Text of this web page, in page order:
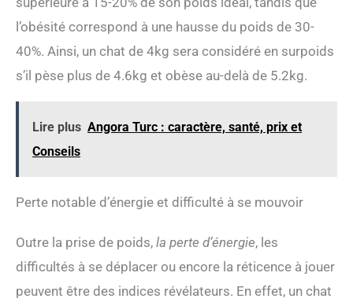
l’obésité correspond à une hausse du poids de 30-
40%. Ainsi, un chat de 4kg sera considéré en surpoids
s’il pèse plus de 4.6kg et obèse au-delà de 5.2kg.
Lire plus Angora Turc : caractère, santé, prix et
Conseils
Perte notable d’énergie et difficulté à se mouvoir
Outre la prise de poids, la perte d’énergie, les
difficultés à se déplacer ou encore la réticence à jouer
peuvent être des indices révélateurs. En effet, un chat